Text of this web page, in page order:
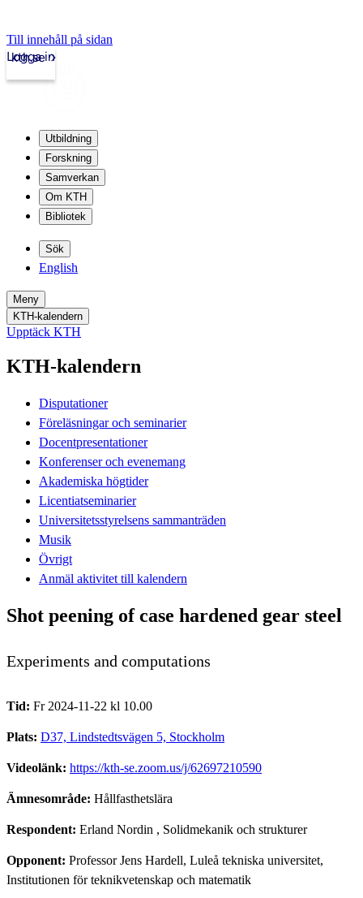
Till innehåll på sidan
kth.se
Logga in
Utbildning
Forskning
Samverkan
Om KTH
Bibliotek
Sök
English
Meny
KTH-kalendern
Upptäck KTH
KTH-kalendern
Disputationer
Föreläsningar och seminarier
Docentpresentationer
Konferenser och evenemang
Akademiska högtider
Licentiatseminarier
Universitetsstyrelsens sammanträden
Musik
Övrigt
Anmäl aktivitet till kalendern
Shot peening of case hardened gear steel
Experiments and computations
Tid: Fr 2024-11-22 kl 10.00
Plats: D37, Lindstedtsvägen 5, Stockholm
Videolänk: https://kth-se.zoom.us/j/62697210590
Ämnesområde: Hållfasthetslära
Respondent: Erland Nordin , Solidmekanik och strukturer
Opponent: Professor Jens Hardell, Luleå tekniska universitet,
Institutionen för teknikvetenskap och matematik